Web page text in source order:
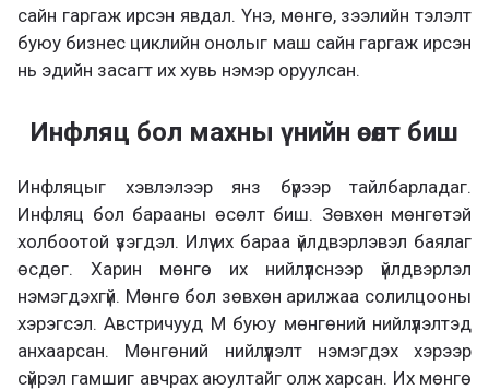
сайн гаргаж ирсэн явдал. Үнэ, мөнгө, зээлийн тэлэлт
буюу бизнес циклийн онолыг маш сайн гаргаж ирсэн
нь эдийн засагт их хувь нэмэр оруулсан.
Инфляц бол махны үнийн өсөлт биш
Инфляцыг хэвлэлээр янз бүрээр тайлбарладаг.
Инфляц бол барааны өсөлт биш. Зөвхөн мөнгөтэй
холбоотой үзэгдэл. Илүү их бараа үйлдвэрлэвэл баялаг
өсдөг. Харин мөнгө их нийлүүлснээр үйлдвэрлэл
нэмэгдэхгүй. Мөнгө бол зөвхөн арилжаа солилцооны
хэрэгсэл. Австричууд М буюу мөнгөний нийлүүлэлтэд
анхаарсан. Мөнгөний нийлүүлэлт нэмэгдэх хэрээр
сүйрэл гамшиг авчрах аюултайг олж харсан. Их мөнгө